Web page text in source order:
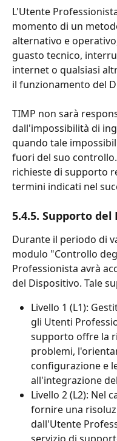
L'Utente
momento di un
alternativo e
guasto tecnico,
internet o qualsiasi
il funzionamento del
TIMP non sarà
dall'impossibilità di
quando tale
fuori del suo
richieste di supporto
termini indicati nel
5.4.5. Supporto del
Durante il periodo di
modulo "Controllo
Professionista avrà
del Dispositivo. Tale
Livello 1 (L1):
gli Utenti
supporto offre la
problemi,
configurazione e
all'integrazione del
Livello 2 (L2): Nel
fornire una
dall'Utente